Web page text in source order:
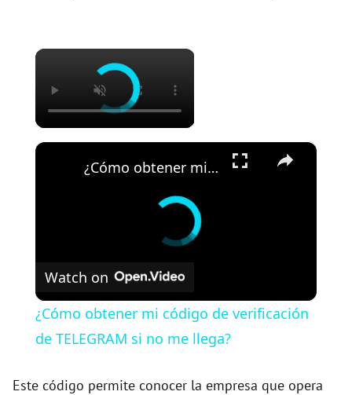
×
×
¿Cómo obtener mi código de verificación de TELEGRAM si no me llega?
Watch on
¿Cómo obtener mi código de verificación
de TELEGRAM si no me llega?
Este código permite conocer la empresa que opera